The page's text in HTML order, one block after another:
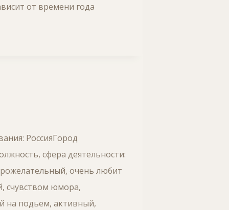
от времени года
РоссияГород
сфера деятельности:
очень любит
счувством юмора,
на подьем, активный,